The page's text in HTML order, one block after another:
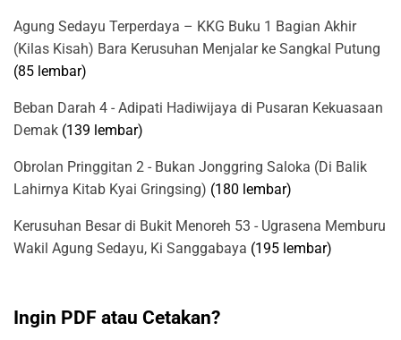
Agung Sedayu Terperdaya – KKG Buku 1 Bagian Akhir
(Kilas Kisah) Bara Kerusuhan Menjalar ke Sangkal Putung
(85 lembar)
Beban Darah 4 - Adipati Hadiwijaya di Pusaran Kekuasaan
Demak (139 lembar)
Obrolan Pringgitan 2 - Bukan Jonggring Saloka (Di Balik
Lahirnya Kitab Kyai Gringsing) (180 lembar)
Kerusuhan Besar di Bukit Menoreh 53 - Ugrasena Memburu
Wakil Agung Sedayu, Ki Sanggabaya (195 lembar)
Ingin PDF atau Cetakan?